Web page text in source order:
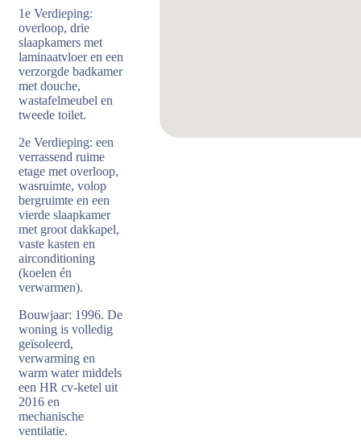
1e Verdieping:
overloop, drie
slaapkamers met
laminaatvloer en een
verzorgde badkamer
met douche,
wastafelmeubel en
tweede toilet.
2e Verdieping: een
verrassend ruime
etage met overloop,
wasruimte, volop
bergruimte en een
vierde slaapkamer
met groot dakkapel,
vaste kasten en
airconditioning
(koelen én
verwarmen).
Bouwjaar: 1996. De
woning is volledig
geïsoleerd,
verwarming en
warm water middels
een HR cv-ketel uit
2016 en
mechanische
ventilatie.